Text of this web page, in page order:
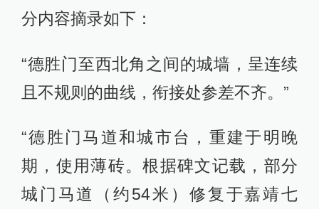
分内容摘录如下：
“德胜门至西北角之间的城墙，呈连续
且不规则的曲线，衔接处参差不齐。”
“德胜门马道和城市台，重建于明晚
期，使用薄砖。根据碑文记载，部分
城门马道（约54米）修复于嘉靖七